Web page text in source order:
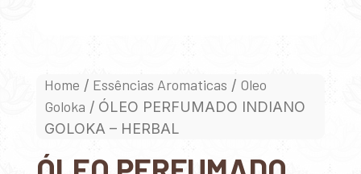
Home / Essências Aromaticas / Oleo
Goloka / ÓLEO PERFUMADO INDIANO
GOLOKA – HERBAL